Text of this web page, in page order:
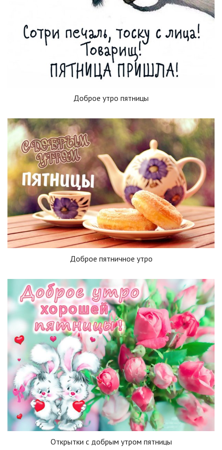
Доброе утро пятницы
Доброе пятничное утро
Открытки с добрым утром пятницы